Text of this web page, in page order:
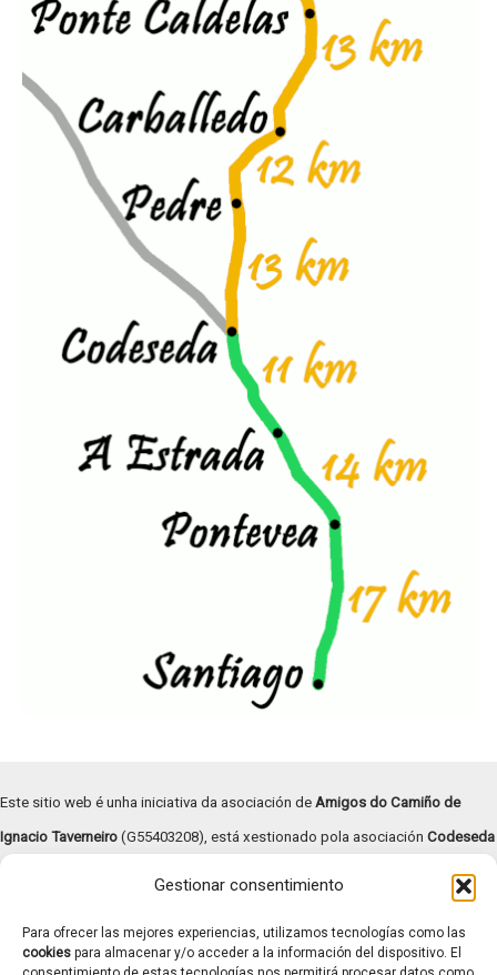
Gestionar consentimiento
Para ofrecer las mejores experiencias, utilizamos tecnologías como las
cookies para almacenar y/o acceder a la información del dispositivo. El
Este sitio web é unha iniciativa da asociación de Amigos do Camiño de
Ignacio Taverneiro (G55403208), está xestionado pola asociación Codeseda
Copyright © | 2026 |Aviso legal|Términos y condiciones|